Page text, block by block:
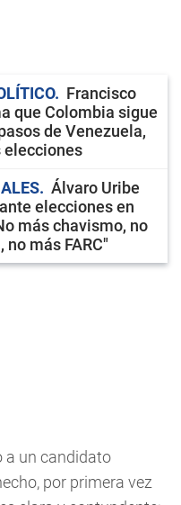
Francisco
que Colombia sigue
de Venezuela,
elecciones
Álvaro Uribe
elecciones en
más chavismo, no
no más FARC"
a un candidato
por primera vez